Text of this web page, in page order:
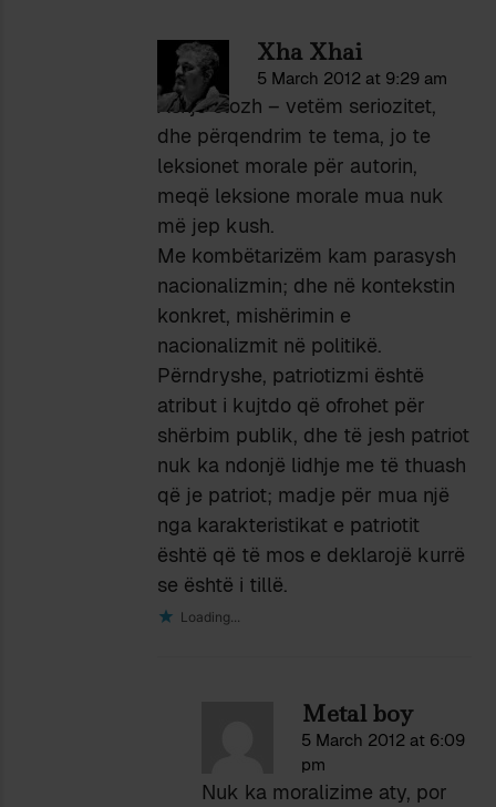
Xha Xhai
5 March 2012 at 9:29 am
Asnjë elozh – vetëm seriozitet,
dhe përqendrim te tema, jo te
leksionet morale për autorin,
meqë leksione morale mua nuk
më jep kush.
Me kombëtarizëm kam parasysh
nacionalizmin; dhe në kontekstin
konkret, mishërimin e
nacionalizmit në politikë.
Përndryshe, patriotizmi është
atribut i kujtdo që ofrohet për
shërbim publik, dhe të jesh patriot
nuk ka ndonjë lidhje me të thuash
që je patriot; madje për mua një
nga karakteristikat e patriotit
është që të mos e deklarojë kurrë
se është i tillë.
Loading...
Metal boy
5 March 2012 at 6:09
pm
Nuk ka moralizime aty, por